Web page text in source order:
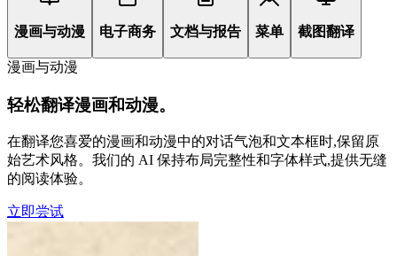
漫画与动漫 电子商务 文档与报告 菜单 截图翻译
漫画与动漫
轻松翻译漫画和动漫。
在翻译您喜爱的漫画和动漫中的对话气泡和文本框时,保留原
始艺术风格。我们的 AI 保持布局完整性和字体样式,提供无缝
的阅读体验。
立即尝试